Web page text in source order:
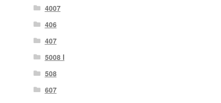
4007
406
407
5008 I
508
607